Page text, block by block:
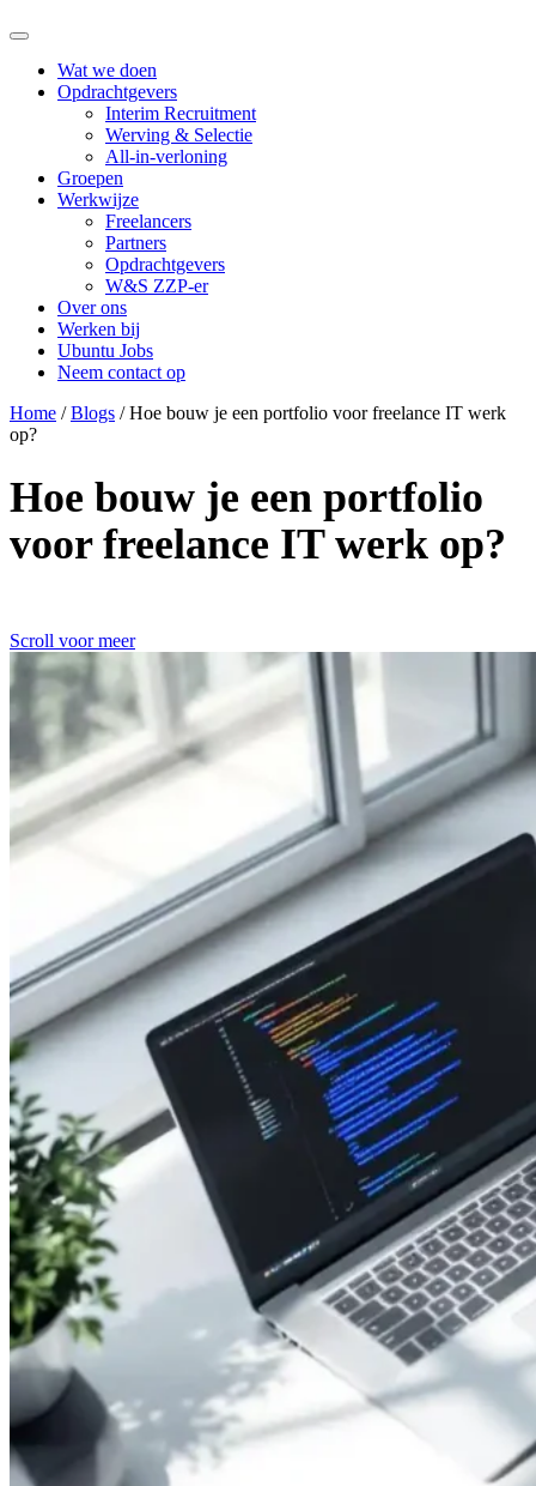
Wat we doen
Opdrachtgevers
Interim Recruitment
Werving & Selectie
All-in-verloning
Groepen
Werkwijze
Freelancers
Partners
Opdrachtgevers
W&S ZZP-er
Over ons
Werken bij
Ubuntu Jobs
Neem contact op
Home /Blogs /Hoe bouw je een portfolio voor freelance IT werk
op?
Hoe bouw je een portfolio
voor freelance IT werk op?
Scroll voor meer